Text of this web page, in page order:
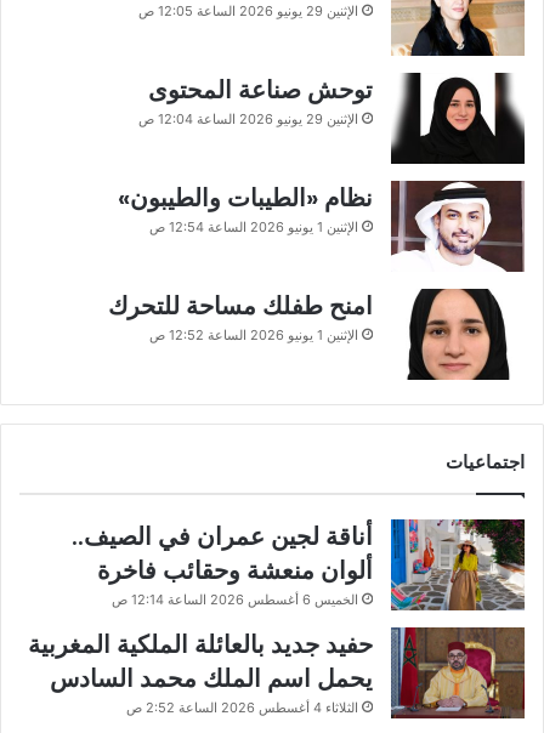
الإثنين 29 يونيو 2026 الساعة 12:05 ص
توحش صناعة المحتوى
الإثنين 29 يونيو 2026 الساعة 12:04 ص
نظام «الطيبات والطيبون»
الإثنين 1 يونيو 2026 الساعة 12:54 ص
امنح طفلك مساحة للتحرك
الإثنين 1 يونيو 2026 الساعة 12:52 ص
اجتماعيات
أناقة لجين عمران في الصيف..
ألوان منعشة وحقائب فاخرة
الخميس 6 أغسطس 2026 الساعة 12:14 ص
حفيد جديد بالعائلة الملكية المغربية
يحمل اسم الملك محمد السادس
الثلاثاء 4 أغسطس 2026 الساعة 2:52 ص